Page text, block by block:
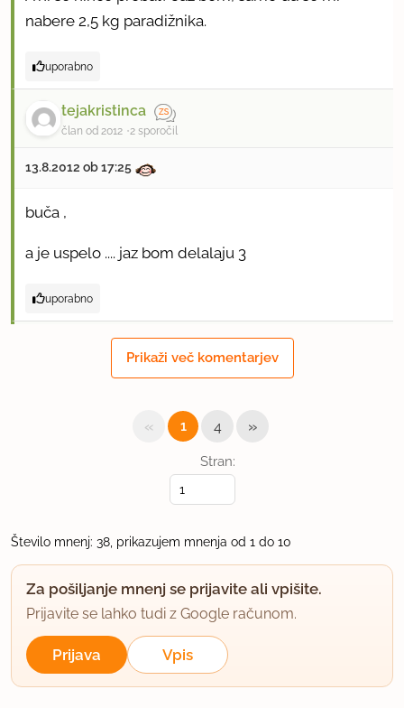
nabere 2,5 kg paradižnika.
uporabno
tejakristinca
član od 2012 2 sporočil
13.8.2012 ob 17:25
buča ,
a je uspelo .... jaz bom delalaju 3
uporabno
10 sporočil
Za druge ne vem...men je uspelo...:)
Jih je 16 kozarčko že spravljenih.
..mmmmm...njam-njam..
uporabno
polona90
član od 2012 1 sporočil
Prikaži več komentarjev
Stran:
« 1 4 »
Število mnenj: 38, prikazujem mnenja od 1 do 10
Za pošiljanje mnenj se prijavite ali vpišite.
Prijavite se lahko tudi z Google računom.
Prijava Vpis